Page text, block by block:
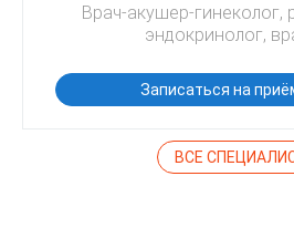
Врач-акушер-гинеколог,
эндокринолог,
Записаться на
ВСЕ